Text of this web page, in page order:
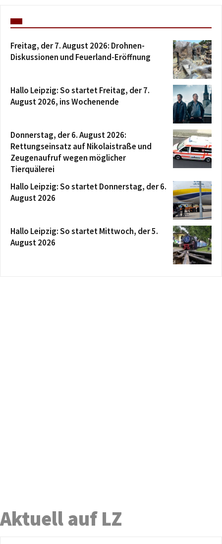
Freitag, der 7. August 2026: Drohnen-
Diskussionen und Feuerland-Eröffnung
Hallo Leipzig: So startet Freitag, der 7.
August 2026, ins Wochenende
Donnerstag, der 6. August 2026:
Rettungseinsatz auf Nikolaistraße und
Zeugenaufruf wegen möglicher
Tierquälerei
Hallo Leipzig: So startet Donnerstag, der 6.
August 2026
Hallo Leipzig: So startet Mittwoch, der 5.
August 2026
Aktuell auf LZ